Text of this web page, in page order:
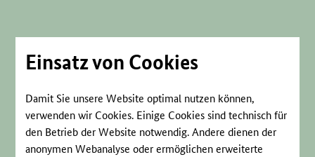
Einsatz von Cookies
Damit Sie unsere Website optimal nutzen können,
verwenden wir Cookies. Einige Cookies sind technisch für
den Betrieb der Website notwendig. Andere dienen der
anonymen Webanalyse oder ermöglichen erweiterte